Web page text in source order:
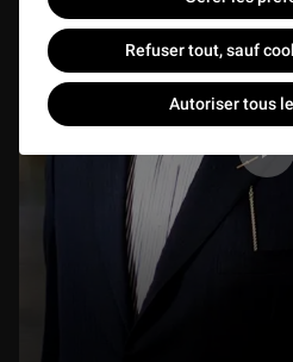
Refuser tout, sauf
Autoriser tous